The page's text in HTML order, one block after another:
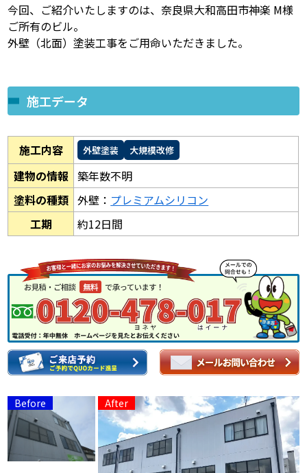
今回、ご紹介いたしますのは、奈良県大和高田市神楽 M様
ご所有のビル。
外壁（北面）塗装工事をご用命いただきました。
施工データ
施工内容 外壁塗装 大規模改修
建物の情報 築年数不明
塗料の種類 外壁： プレミアムシリコン
工期
約12日間